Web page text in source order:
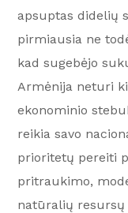
apsuptas didelių
pirmiausia ne
kad sugebėjo
Armėnija neturi
ekonominio
reikia savo
prioritetų pereiti
pritraukimo,
natūralių resursų